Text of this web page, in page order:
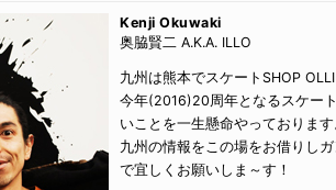
Kenji Okuwaki
奥脇賢二 A.K.A. ILLO
九州は熊本でスケートSHOP
今年(2016)20周年となるスケー
いことを一生懸命やっております
九州の情報をこの場をお借りし
で宜しくお願いしま～す！